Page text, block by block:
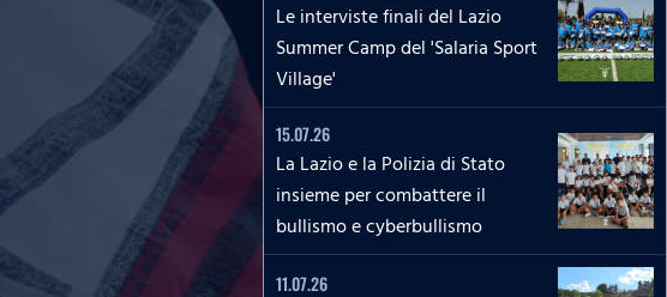
Le interviste finali del Lazio
Summer Camp del 'Salaria Sport
Village'
15.07.26
La Lazio e la Polizia di Stato
insieme per combattere il
bullismo e cyberbullismo
11.07.26